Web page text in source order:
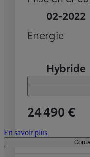
02-2022
Energie
Hybride
24 490 €
En savoir plus